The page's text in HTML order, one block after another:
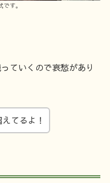
す。
ていくので哀愁があり
てるよ！